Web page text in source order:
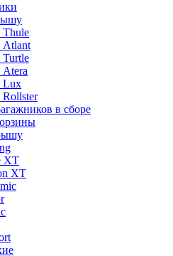
Thule
Atlant
Lux
в сборе
XT
XT